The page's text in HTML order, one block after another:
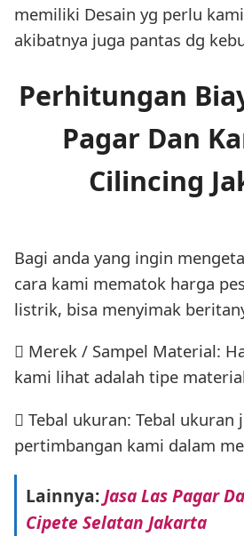
memiliki Desain yg perlu
akibatnya juga pantas dg
Perhitungan
Pagar Dan
Cilincing
Bagi anda yang ingin
cara kami mematok harga
listrik, bisa menyimak
 Merek / Sampel Material:
kami lihat adalah tipe
 Tebal ukuran: Tebal ukuran
pertimbangan kami dalam
Lainnya:Jasa Las Pagar
Cipete Selatan Jakarta